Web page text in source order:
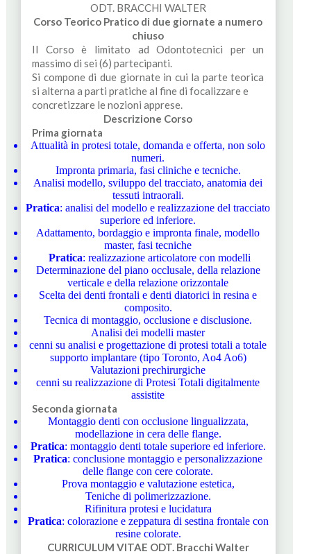
ODT. BRACCHI WALTER
Corso Teorico Pratico di due giornate a numero
chiuso
Il Corso è limitato ad Odontotecnici per un
massimo di sei (6) partecipanti.
Si compone di due giornate in cui la parte teorica
si alterna a parti pratiche al fine di focalizzare e
concretizzare le nozioni apprese.
Descrizione Corso
Prima giornata
Attualità in protesi totale, domanda e offerta, non solo
numeri.
Impronta primaria, fasi cliniche e tecniche.
Analisi modello, sviluppo del tracciato, anatomia dei
tessuti intraorali.
Pratica: analisi del modello e realizzazione del tracciato
superiore ed inferiore.
Adattamento, bordaggio e impronta finale, modello
master, fasi tecniche
Pratica: realizzazione articolatore con modelli
Determinazione del piano occlusale, della relazione
verticale e della relazione orizzontale
Scelta dei denti frontali e denti diatorici in resina e
composito.
Tecnica di montaggio, occlusione e disclusione.
Analisi dei modelli master
cenni su analisi e progettazione di protesi totali a totale
supporto implantare (tipo Toronto, Ao4 Ao6)
Valutazioni prechirurgiche
cenni su realizzazione di Protesi Totali digitalmente
assistite
Seconda giornata
Montaggio denti con occlusione lingualizzata,
modellazione in cera delle flange.
Pratica: montaggio denti totale superiore ed inferiore.
Pratica: conclusione montaggio e personalizzazione
delle flange con cere colorate.
Prova montaggio e valutazione estetica,
Teniche di polimerizzazione.
Rifinitura protesi e lucidatura
Pratica: colorazione e zeppatura di sestina frontale con
resine colorate.
CURRICULUM VITAE ODT. Bracchi Walter